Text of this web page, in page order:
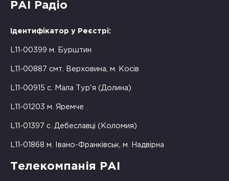
РАІ Радіо
Ідентифікатор у Реєстрі:
L11-00399 м. Бурштин
L11-00887 смт. Верховина, м. Косів
L11-00915 с. Мала Тур'я (Долина)
L11-01203 м. Яремче
L11-01397 с. Дебеславці (Коломия)
L11-01868 м. Івано-Франківськ, м. Надвірна
Телекомпанія РАІ